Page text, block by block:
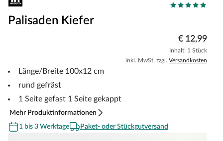
Palisaden Kiefer
€ 12,99
Inhalt: 1 Stück
inkl. MwSt. zzgl. Versandkosten
Länge/Breite 100x12 cm
rund gefräst
1 Seite gefast 1 Seite gekappt
Mehr Produktinformationen
1 bis 3 Werktage
Paket- oder Stückgutversand